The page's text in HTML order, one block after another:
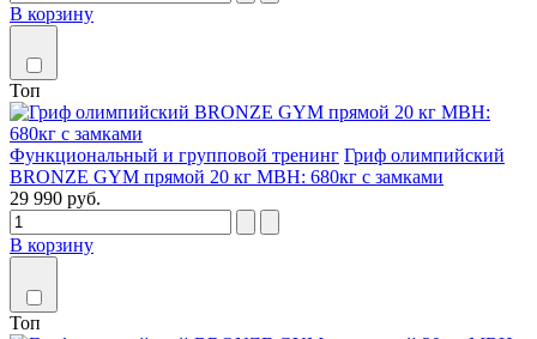
В корзину
Топ
Функциональный и групповой тренинг Гриф олимпийский
BRONZE GYM прямой 20 кг МВН: 680кг с замками
29 990 руб.
В корзину
Топ